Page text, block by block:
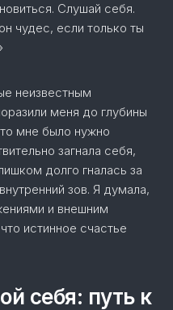
Слушай себя.
чудес, если только ты
неизвестным
меня до глубины
мне было нужно
загнала себя,
долго гналась за
зов. Я думала,
и внешним
истинное счастье
себя: путь к